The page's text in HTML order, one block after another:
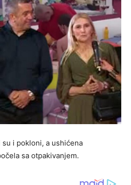
i pokloni, a ushićena
sa otpakivanjem.